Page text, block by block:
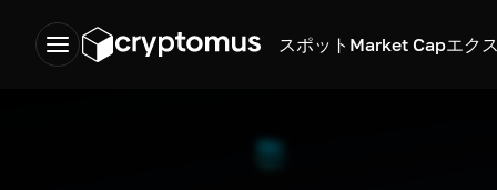
スポット Market Capエク